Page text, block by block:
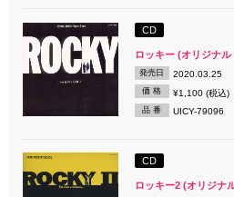
CD
ロッキー (オリジナ
発売日 2020.03.25
価 格 ¥1,100 (税込)
品 番 UICY-79096
CD
ロッキー2 (オリジナ